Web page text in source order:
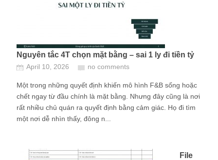
Nguyên tắc 4T chọn mặt bằng – sai 1 ly đi tiền tỷ
April 10, 2026 no comments
Một trong những quyết định khiến mô hình F&B sống hoặc
chết ngay từ đầu chính là mặt bằng. Nhưng đây cũng là nơi
rất nhiều chủ quán ra quyết định bằng cảm giác. Họ đi tìm
một nơi dễ nhìn thấy, đông n...
File